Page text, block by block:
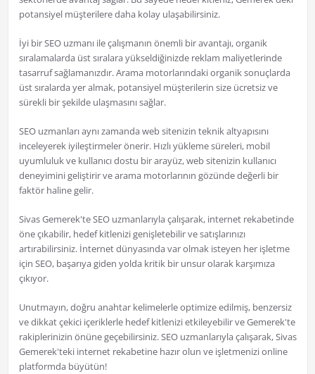
potansiyel müşterilere daha kolay ulaşabilirsiniz.
İyi bir SEO uzmanı ile çalışmanın önemli bir avantajı, organik
sıralamalarda üst sıralara yükseldiğinizde reklam maliyetlerinde
tasarruf sağlamanızdır. Arama motorlarındaki organik sonuçlarda
üst sıralarda yer almak, potansiyel müşterilerin size ücretsiz ve
sürekli bir şekilde ulaşmasını sağlar.
SEO uzmanları aynı zamanda web sitenizin teknik altyapısını
inceleyerek iyileştirmeler önerir. Hızlı yükleme süreleri, mobil
uyumluluk ve kullanıcı dostu bir arayüz, web sitenizin kullanıcı
deneyimini geliştirir ve arama motorlarının gözünde değerli bir
faktör haline gelir.
Sivas Gemerek'te SEO uzmanlarıyla çalışarak, internet rekabetinde
öne çıkabilir, hedef kitlenizi genişletebilir ve satışlarınızı
artırabilirsiniz. İnternet dünyasında var olmak isteyen her işletme
için SEO, başarıya giden yolda kritik bir unsur olarak karşımıza
çıkıyor.
Unutmayın, doğru anahtar kelimelerle optimize edilmiş, benzersiz
ve dikkat çekici içeriklerle hedef kitlenizi etkileyebilir ve Gemerek'te
rakiplerinizin önüne geçebilirsiniz. SEO uzmanlarıyla çalışarak, Sivas
Gemerek'teki internet rekabetine hazır olun ve işletmenizi online
platformda büyütün!